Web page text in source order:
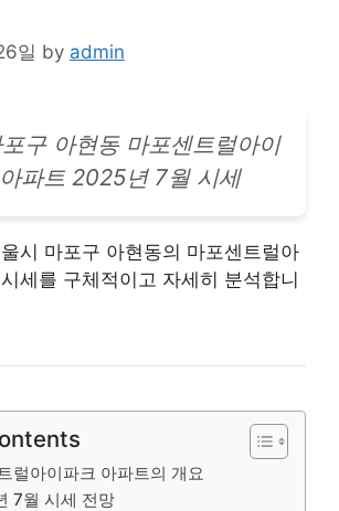
일 by admin
구 아현동 마포센트럴아이
아파트2025년 7월 시세
시 마포구 아현동의 마포센트럴아
세를 구체적이고 자세히 분석합니
럴아이파크 아파트의 개요
7월 시세 전망